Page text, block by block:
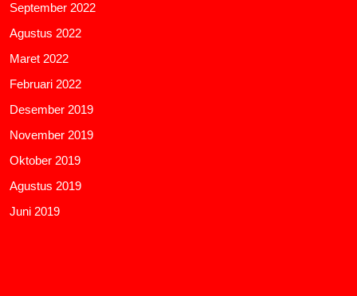
September 2022
Agustus 2022
Maret 2022
Februari 2022
Desember 2019
November 2019
Oktober 2019
Agustus 2019
Juni 2019